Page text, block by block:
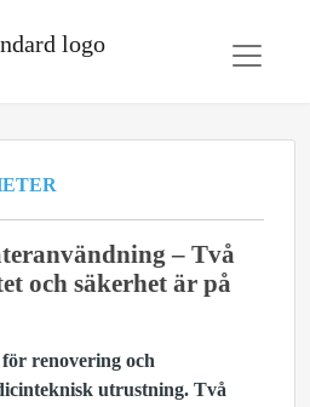
– Två
och säkerhet är på
renovering och
utrustning. Två